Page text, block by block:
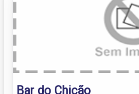
Bar do Chicão